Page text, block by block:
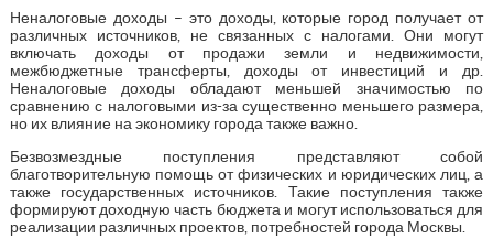
Неналоговые доходы – это доходы, которые город получает от
различных источников, не связанных с налогами. Они могут
включать доходы от продажи земли и недвижимости,
межбюджетные трансферты, доходы от инвестиций и др.
Неналоговые доходы обладают меньшей значимостью по
сравнению с налоговыми из-за существенно меньшего размера,
но их влияние на экономику города также важно.
Безвозмездные поступления представляют собой
благотворительную помощь от физических и юридических лиц, а
также государственных источников. Такие поступления также
формируют доходную часть бюджета и могут использоваться для
реализации различных проектов, потребностей города Москвы.